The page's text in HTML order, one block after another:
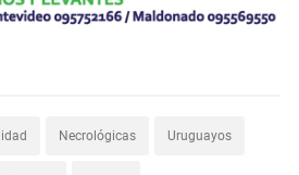
Necrológicas Uruguayos